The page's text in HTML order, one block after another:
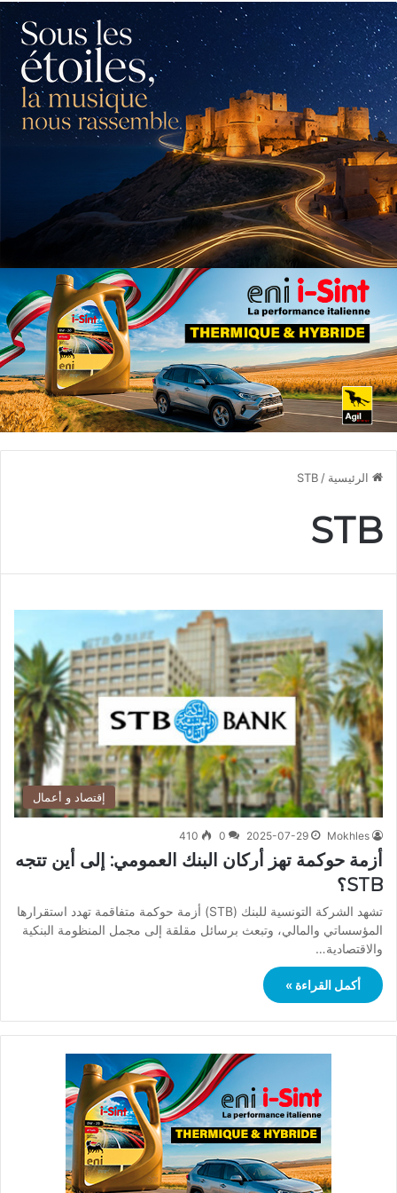
الرئيسية /
STB
STB
إقتصاد و أعمال
Mokhles
2025-07-29
0
410
أزمة حوكمة تهز أركان البنك العمومي: إلى أين تتجه
STB؟
تشهد الشركة التونسية للبنك (STB) أزمة حوكمة متفاقمة تهدد استقرارها
المؤسساتي والمالي، وتبعث برسائل مقلقة إلى مجمل المنظومة البنكية
والاقتصادية…
أكمل القراءة »